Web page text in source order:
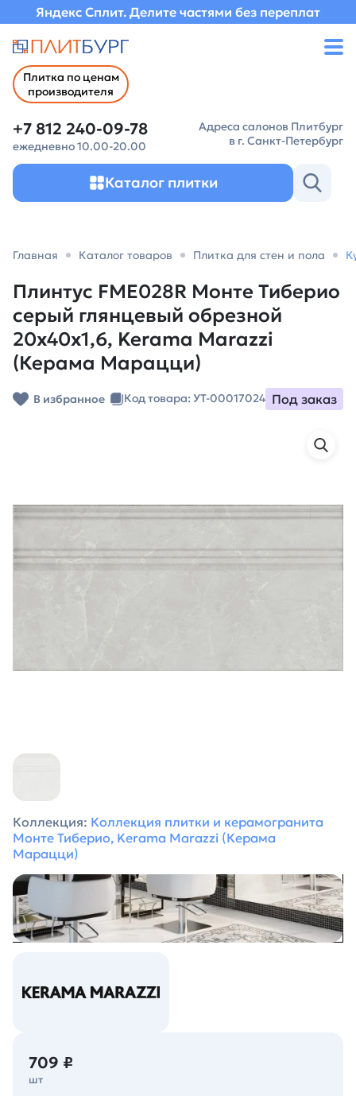
Яндекс Сплит. Делите частями без переплат
Плитка по ценам
производителя
+7 812 240-09-78
ежедневно 10.00-20.00
Адреса салонов Плитбург
в г. Санкт-Петербург
Каталог плитки
Главная Каталог товаров Плитка для стен и пола
Плинтус FME028R Монте Тиберио
серый глянцевый обрезной
20x40x1,6, Kerama Marazzi
(Керама Марацци)
В избранное Код товара: УТ-00017024 Под заказ
Коллекция: Коллекция плитки и керамогранита
Монте Тиберио, Kerama Marazzi (Керама
Марацци)
709 ₽
шт